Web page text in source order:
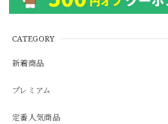
CATEGORY
新着商品
プレミアム
定番人気商品